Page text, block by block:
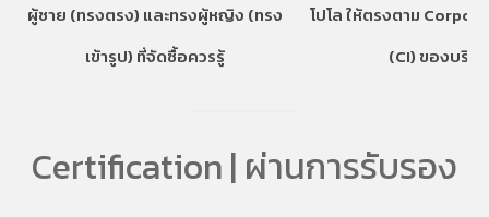
ผู้ชาย (ทรงตรง) และทรงผู้หญิง (ทรง
เข้ารูป) ที่จัดซื้อควรรู้
โปโล ให้ตรงตาม
(CI) ของบริษัท
Certification | ผ่านการรับรอง